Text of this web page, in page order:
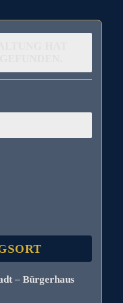
– Bürgerhaus